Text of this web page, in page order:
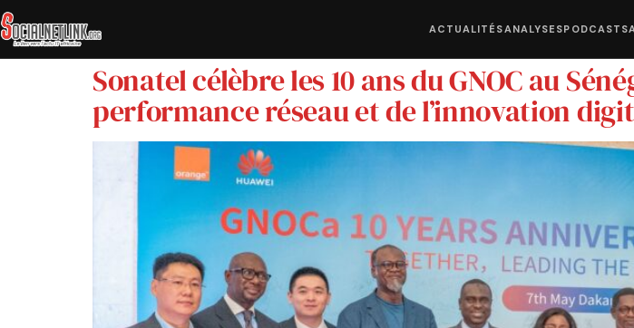
ACTUALITÉSANALYSESPODCASTS
Sonatel célèbre les 10 ans du GNOC au
performance réseau et de l’innovation